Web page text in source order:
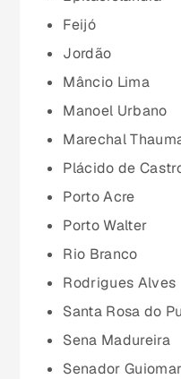
Feijó
Jordão
Mâncio Lima
Manoel Urbano
Marechal
Plácido de
Porto Acre
Porto Walter
Rio Branco
Rodrigues Alves
Santa Rosa do
Sena Madureira
Senador